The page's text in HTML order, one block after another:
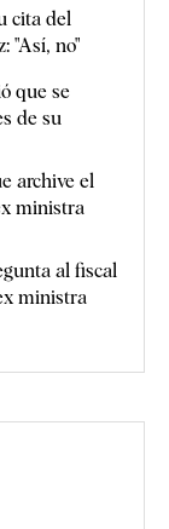
cita del
"Así, no"
que se
de su
archive el
ministra
al fiscal
ministra